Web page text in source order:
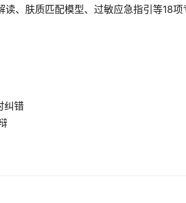
读、肤质匹配模型、过敏应急指引等18
纠错